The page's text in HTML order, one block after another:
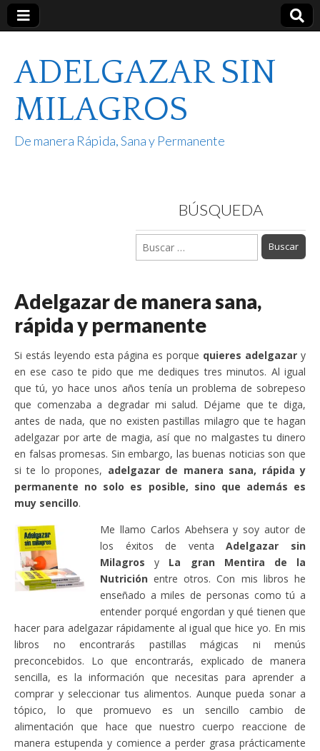
ADELGAZAR SIN
MILAGROS
De manera Rápida, Sana y Permanente
BÚSQUEDA
Buscar:
Adelgazar de manera sana,
rápida y permanente
Si estás leyendo esta página es porque quieres adelgazar y
en ese caso te pido que me dediques tres minutos. Al igual
que tú, yo hace unos años tenía un problema de sobrepeso
que comenzaba a degradar mi salud. Déjame que te diga,
antes de nada, que no existen pastillas milagro que te hagan
adelgazar por arte de magia, así que no malgastes tu dinero
en falsas promesas. Sin embargo, las buenas noticias son que
si te lo propones, adelgazar de manera sana, rápida y
permanente no solo es posible, sino que además es
muy sencillo.
Me llamo Carlos Abehsera y soy autor de
los éxitos de ventaAdelgazar sin
Milagros y La gran Mentira de la
Nutrición entre otros. Con mis libros he
enseñado a miles de personas como tú a
entender porqué engordan y qué tienen que
hacer para adelgazar rápidamente al igual que hice yo. En mis
libros no encontrarás pastillas mágicas ni menús
preconcebidos. Lo que encontrarás, explicado de manera
sencilla, es la información que necesitas para aprender a
comprar y seleccionar tus alimentos. Aunque pueda sonar a
tópico, lo que promuevo es un sencillo cambio de
alimentación que hace que nuestro cuerpo reaccione de
manera estupenda y comience a perder grasa prácticamente